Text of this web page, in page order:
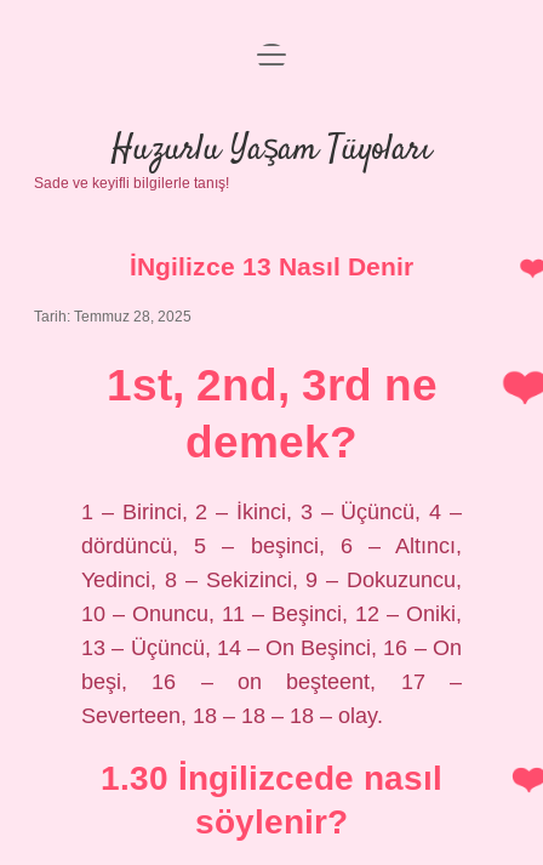
Anasayfa
Gizlilik Politikası
Yasal Uyarı
menüyü
Huzurlu Yaşam Tüyoları
Sade ve keyifli bilgilerle tanış!
İNgilizce 13 Nasıl Denir
Tarih: Temmuz 28, 2025
1st, 2nd, 3rd ne
demek?
1 – Birinci, 2 – İkinci, 3 – Üçüncü, 4 –
dördüncü, 5 – beşinci, 6 – Altıncı,
Yedinci, 8 – Sekizinci, 9 – Dokuzuncu,
10 – Onuncu, 11 – Beşinci, 12 – Oniki,
13 – Üçüncü, 14 – On Beşinci, 16 – On
beşi, 16 – on beşteent, 17 –
Severteen, 18 – 18 – 18 – olay.
1.30 İngilizcede nasıl
söylenir?